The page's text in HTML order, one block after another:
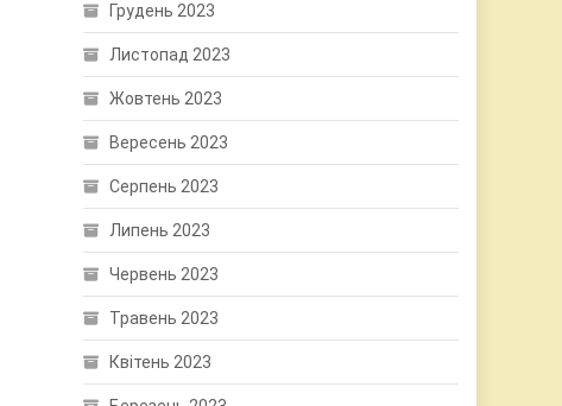
Грудень 2023
Листопад 2023
Жовтень 2023
Вересень 2023
Серпень 2023
Липень 2023
Червень 2023
Травень 2023
Квітень 2023